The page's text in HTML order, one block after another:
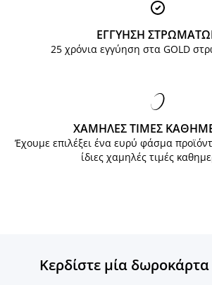
ΕΓΓΥΗΣΗ
25 χρόνια εγγύηση στα GOLD
ΧΑΜΗΛΕΣ ΤΙΜΕΣ
Έχουμε επιλέξει ένα ευρύ φάσμα
ίδιες χαμηλές τιμές
Κερδίστε μία δωροκάρτα